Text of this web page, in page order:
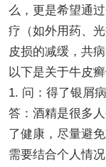
么，更是希望通
疗（如外用药、
皮损的减缓，共
以下是关于牛皮
1. 问：得了银屑
答：酒精是很多
了健康，尽量避
需要结合个人情况